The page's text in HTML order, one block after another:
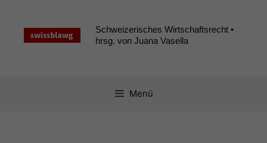
springen
Schweizerisches Wirtschaftsrecht •
hrsg. von Juana Vasella
Menü